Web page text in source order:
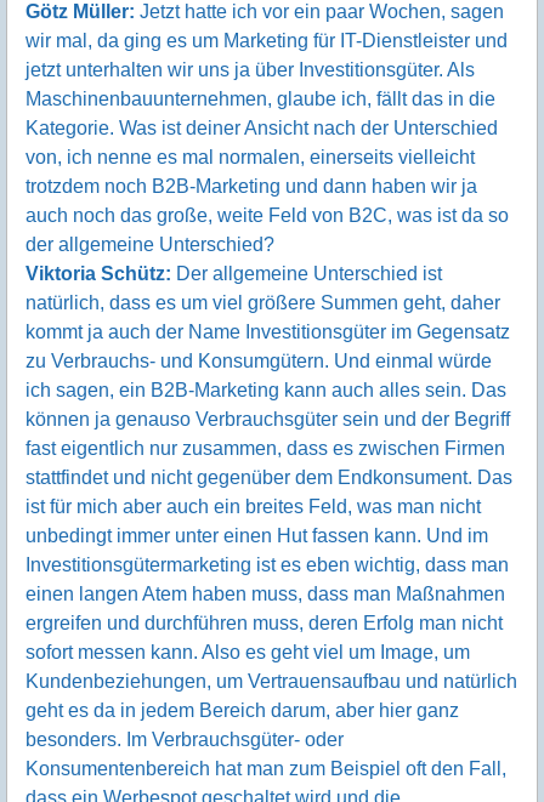
Götz Müller: Jetzt hatte ich vor ein paar Wochen, sagen
wir mal, da ging es um Marketing für IT-Dienstleister und
jetzt unterhalten wir uns ja über Investitionsgüter. Als
Maschinenbauunternehmen, glaube ich, fällt das in die
Kategorie. Was ist deiner Ansicht nach der Unterschied
von, ich nenne es mal normalen, einerseits vielleicht
trotzdem noch B2B-Marketing und dann haben wir ja
auch noch das große, weite Feld von B2C, was ist da so
der allgemeine Unterschied?
Viktoria Schütz: Der allgemeine Unterschied ist
natürlich, dass es um viel größere Summen geht, daher
kommt ja auch der Name Investitionsgüter im Gegensatz
zu Verbrauchs- und Konsumgütern. Und einmal würde
ich sagen, ein B2B-Marketing kann auch alles sein. Das
können ja genauso Verbrauchsgüter sein und der Begriff
fast eigentlich nur zusammen, dass es zwischen Firmen
stattfindet und nicht gegenüber dem Endkonsument. Das
ist für mich aber auch ein breites Feld, was man nicht
unbedingt immer unter einen Hut fassen kann. Und im
Investitionsgütermarketing ist es eben wichtig, dass man
einen langen Atem haben muss, dass man Maßnahmen
ergreifen und durchführen muss, deren Erfolg man nicht
sofort messen kann. Also es geht viel um Image, um
Kundenbeziehungen, um Vertrauensaufbau und natürlich
geht es da in jedem Bereich darum, aber hier ganz
besonders. Im Verbrauchsgüter- oder
Konsumentenbereich hat man zum Beispiel oft den Fall,